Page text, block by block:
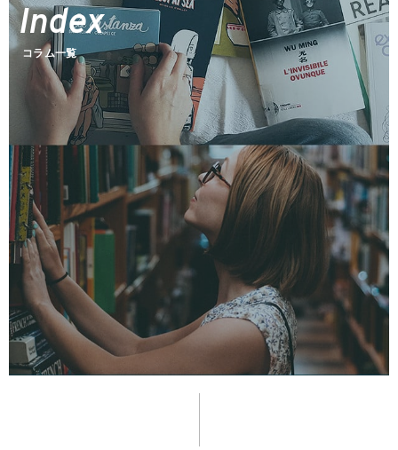
Today's Fund
ファンズアイ情報
Market
マーケット情報
Tools
Simulation
つみたてシミュレーション
Assist
投信アシスト
Glossary
用語集
よくあるご質問
Index
コラム一覧